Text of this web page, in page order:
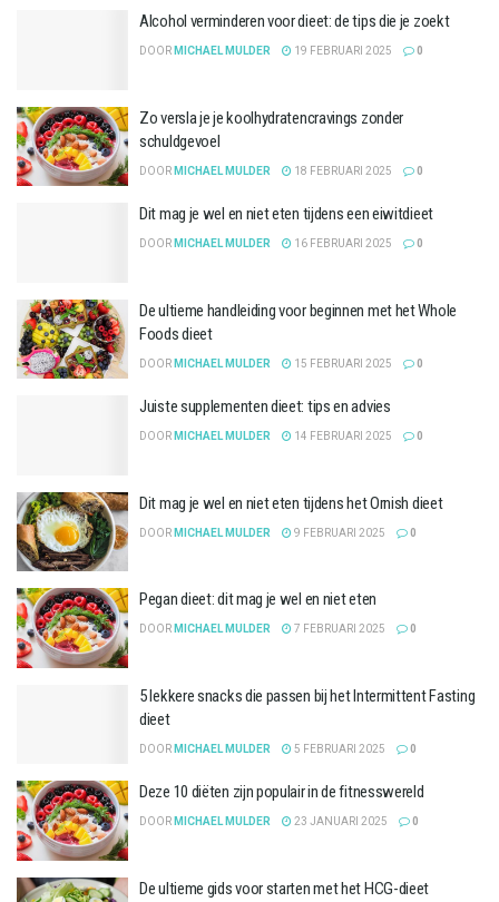
Alcohol verminderen voor dieet: de tips die je zoekt
DOOR MICHAEL MULDER 19 FEBRUARI 2025 0
Zo versla je je koolhydratencravings zonder
schuldgevoel
DOOR MICHAEL MULDER 18 FEBRUARI 2025 0
Dit mag je wel en niet eten tijdens een eiwitdieet
DOOR MICHAEL MULDER 16 FEBRUARI 2025 0
De ultieme handleiding voor beginnen met het Whole
Foods dieet
DOOR MICHAEL MULDER 15 FEBRUARI 2025 0
Juiste supplementen dieet: tips en advies
DOOR MICHAEL MULDER 14 FEBRUARI 2025 0
Dit mag je wel en niet eten tijdens het Ornish dieet
DOOR MICHAEL MULDER 9 FEBRUARI 2025 0
Pegan dieet: dit mag je wel en niet eten
DOOR MICHAEL MULDER 7 FEBRUARI 2025 0
5 lekkere snacks die passen bij het Intermittent Fasting
dieet
DOOR MICHAEL MULDER 5 FEBRUARI 2025 0
Deze 10 diëten zijn populair in de fitnesswereld
DOOR MICHAEL MULDER 23 JANUARI 2025 0
De ultieme gids voor starten met het HCG-dieet